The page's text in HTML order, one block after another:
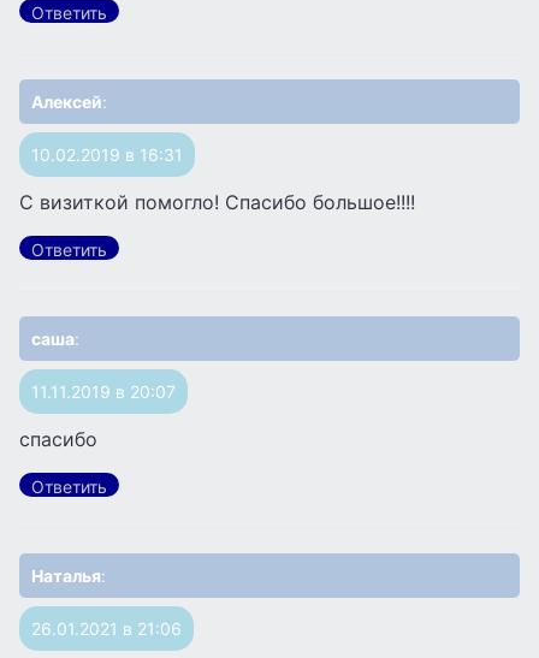
Ответить
Алексей:
10.02.2019 в 16:31
С визиткой помогло! Спасибо большое!!!!
Ответить
саша:
11.11.2019 в 20:07
спасибо
Ответить
Наталья:
26.01.2021 в 21:06